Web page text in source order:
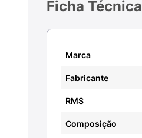
Ficha Técnica
Marca
Fabricante
RMS
Composição